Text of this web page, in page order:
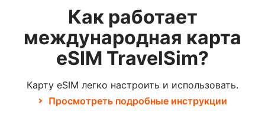
Как работает
международная карта
eSIM TravelSim?
Карту eSIM легко настроить и использовать.
Просмотреть подробные инструкции